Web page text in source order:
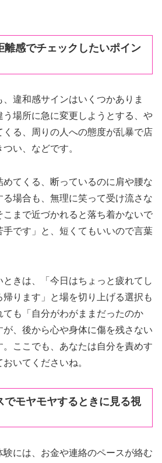
離感でチェックしたいポイン
違和感サインはいくつかありま
場所に急に変更しようとする、や
くる、周りの人への態度が乱暴で店
い、などです。
てくる、断っているのに肩や腰な
る場合も、無理に笑って受け流さな
こまで近づかれると落ち着かないで
です」と、短くてもいいので言葉
きは、「今日はちょっと疲れてし
帰ります」と場を切り上げる選択も
ても「自分がわがままだったのか
、後から心や身体に傷を残さない
ここでも、あなたは自分を責めす
いてくださいね。
でモヤモヤするときに見る視
には、お金や連絡のペースが絡む